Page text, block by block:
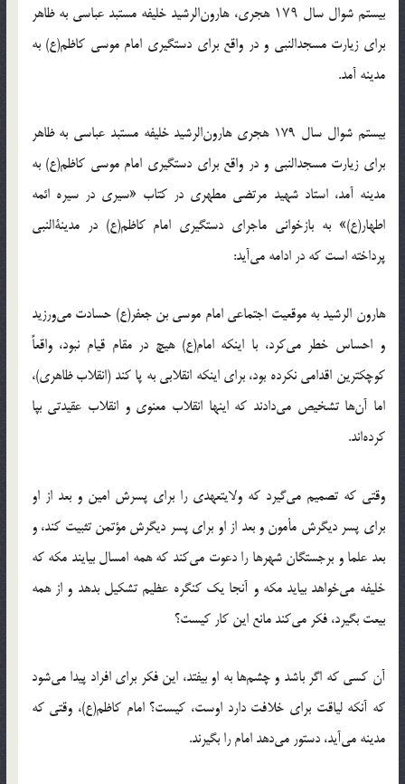
بیستم شوال سال ۱۷۹ هجری، هارون‌الرشید خلیفه مستبد عباسی به ظاهر
برای زیارت مسجدالنبی و در واقع برای دستگیری امام موسی کاظم(ع) به
مدینه آمد.
بیستم شوال سال 179 هجری هارون‌الرشید خلیفه مستبد عباسی به ظاهر
برای زیارت مسجدالنبی و در واقع برای دستگیری امام موسی کاظم(ع) به
مدینه آمد، استاد شهید مرتضی مطهری در کتاب «سیری در سیره ائمه
اطهار(ع)» به بازخوانی ماجرای دستگیری امام کاظم(ع) در مدینةالنبی
پرداخته است که در ادامه می‌آید:
هارون الرشید به موقعیت اجتماعی امام موسی بن جعفر(ع) حسادت می‌ورزید
و احساس خطر می‌کرد، با اینکه امام(ع) هیچ در مقام قیام نبود، واقعاً
کوچکترین اقدامی نکرده بود، برای اینکه انقلابی به پا کند (انقلاب ظاهری)،
اما آن‌ها تشخیص می‌دادند که اینها انقلاب معنوی و انقلاب عقیدتی بپا
کرده‌اند.
وقتی که تصمیم می‌گیرد که ولایتعهدی را برای پسرش امین و بعد از او
برای پسر دیگرش مأمون و بعد از او برای پسر دیگرش مؤتمن تثبیت کند، و
بعد علما و برجستگان شهرها را دعوت می‌کند که همه امسال بیایند مکه که
خلیفه می‌خواهد بیاید مکه و آنجا یک کنگره عظیم تشکیل بدهد و از همه
بیعت بگیرد، فکر می‌کند مانع این کار کیست؟
آن کسی که اگر باشد و چشم‌ها به او بیفتد، این فکر برای افراد پیدا می‌شود
که آنکه لیاقت برای خلافت دارد اوست، کیست؟ امام کاظم(ع)، وقتی که
مدینه می‌آید، دستور می‌دهد امام را بگیرند.